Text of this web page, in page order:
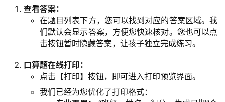
查看答案：
在题目列表下方，您可以找到对应的答案区域。我
们默认会显示答案，方便您快速核对。您也可以点
击按钮暂时隐藏答案，让孩子独立完成练习。
口算题在线打印：
点击【打印】按钮，即可进入打印预览界面。
我们已经为您优化了打印格式：